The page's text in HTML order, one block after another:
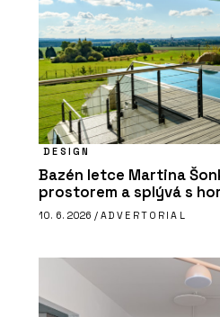
DESIGN
Bazén letce Martina
prostorem a splývá s
10. 6. 2026 / ADVERTORIAL